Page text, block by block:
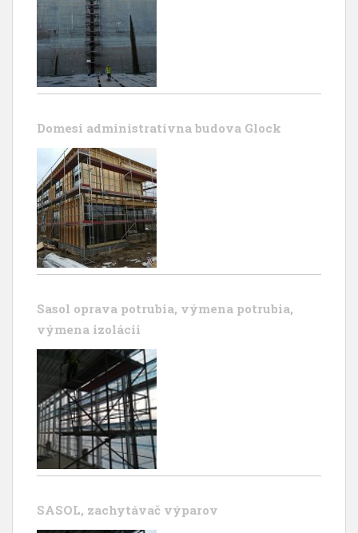
Domesi administrativna budova Glock
Sasol oprava potrubia, výmena potrubia,
výmena izolácii
SASOL, zachytávač výparov